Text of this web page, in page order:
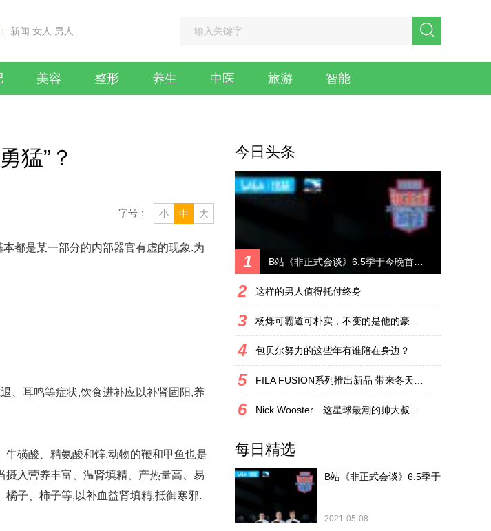
新闻 女人 男人
美容 整形 养生 中医 旅游 智能
猛”？
小 中 大
字号：
都是某一部分的内部器官有虚的现象.为
、耳鸣等症状,饮食进补应以补肾固阳,养
磺酸、精氨酸和锌,动物的鞭和甲鱼也是
入营养丰富、温肾填精、产热量高、易
子、柿子等,以补血益肾填精,抵御寒邪.
今日头条
1
2 这样的男人值得托付终身
3
4 包贝尔努力的这些年有谁陪在身边？
5
6
每日精选
B站《非正式会谈》6.5季于
2021-05-08